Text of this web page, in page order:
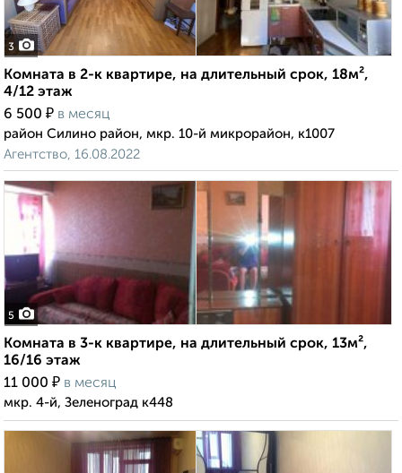
3
Комната в 2-к квартире, на длительный срок, 18м²,
4/12 этаж
6 500 ₽ в месяц
район Силино район, мкр. 10-й микрорайон, к1007
Агентство, 16.08.2022
5
Комната в 3-к квартире, на длительный срок, 13м²,
16/16 этаж
11 000 ₽ в месяц
мкр. 4-й, Зеленоград к448